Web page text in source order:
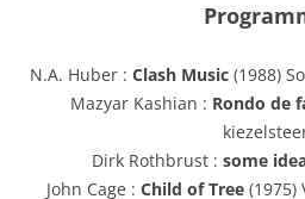
N.A. Huber : Clash Music (1988)
Mazyar Kashian : Rondo de
Dirk Rothbrust : some
John Cage : Child of Tree (1975)